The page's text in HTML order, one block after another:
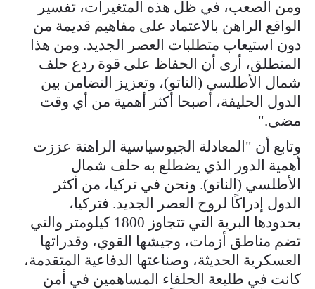
ومن الصعب، في ظل هذه المتغيرات، تفسير
الواقع الراهن بالاعتماد على مفاهيم قديمة من
دون استيعاب متطلبات العصر الجديد. ومن هذا
المنطلق، أرى أن الحفاظ على قوة ردع حلف
شمال الأطلسي (الناتو)، وتعزيز التضامن بين
الدول الحليفة، أصبحا أكثر أهمية من أي وقت
مضى."
وتابع أن "المعادلة الجيوسياسية الراهنة عززت
أهمية الدور الذي يضطلع به حلف شمال
الأطلسي (الناتو). ونحن في تركيا، من أكثر
الدول إدراكًا لروح العصر الجديد. فتركيا،
بحدودها البرية التي تتجاوز 1800 كيلومتر والتي
تضم مناطق أزمات، وجيشها القوي، وقدراتها
العسكرية الحديثة، وصناعتها الدفاعية المتقدمة،
كانت في طليعة الحلفاء المساهمين في أمن